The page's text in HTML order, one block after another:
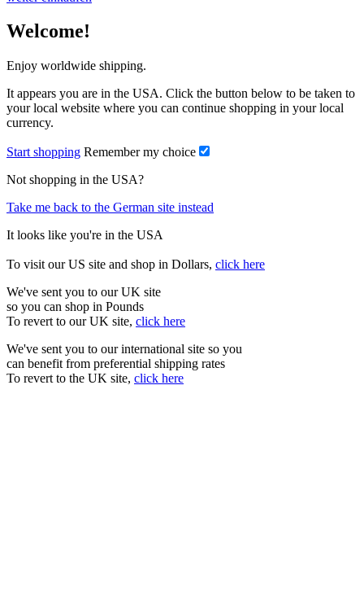
Welcome!
Enjoy worldwide shipping.
It appears you are in the USA. Click the button below to be taken to
your local website where you can continue shopping in your local
currency.
Start shopping Remember my choice
Not shopping in the USA?
Take me back to the German site instead
It looks like you're in the USA
To visit our US site and shop in Dollars, click here
We've sent you to our UK site
so you can shop in Pounds
To revert to our UK site, click here
We've sent you to our international site so you
can benefit from preferential shipping rates
To revert to the UK site, click here